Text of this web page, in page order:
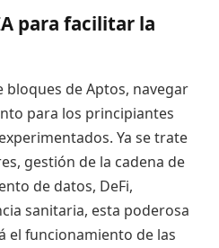
para facilitar la
bloques de Aptos, navegar
para los principiantes
Ya se trate
gestión de la cadena de
de datos, DeFi,
sanitaria, esta poderosa
el funcionamiento de las